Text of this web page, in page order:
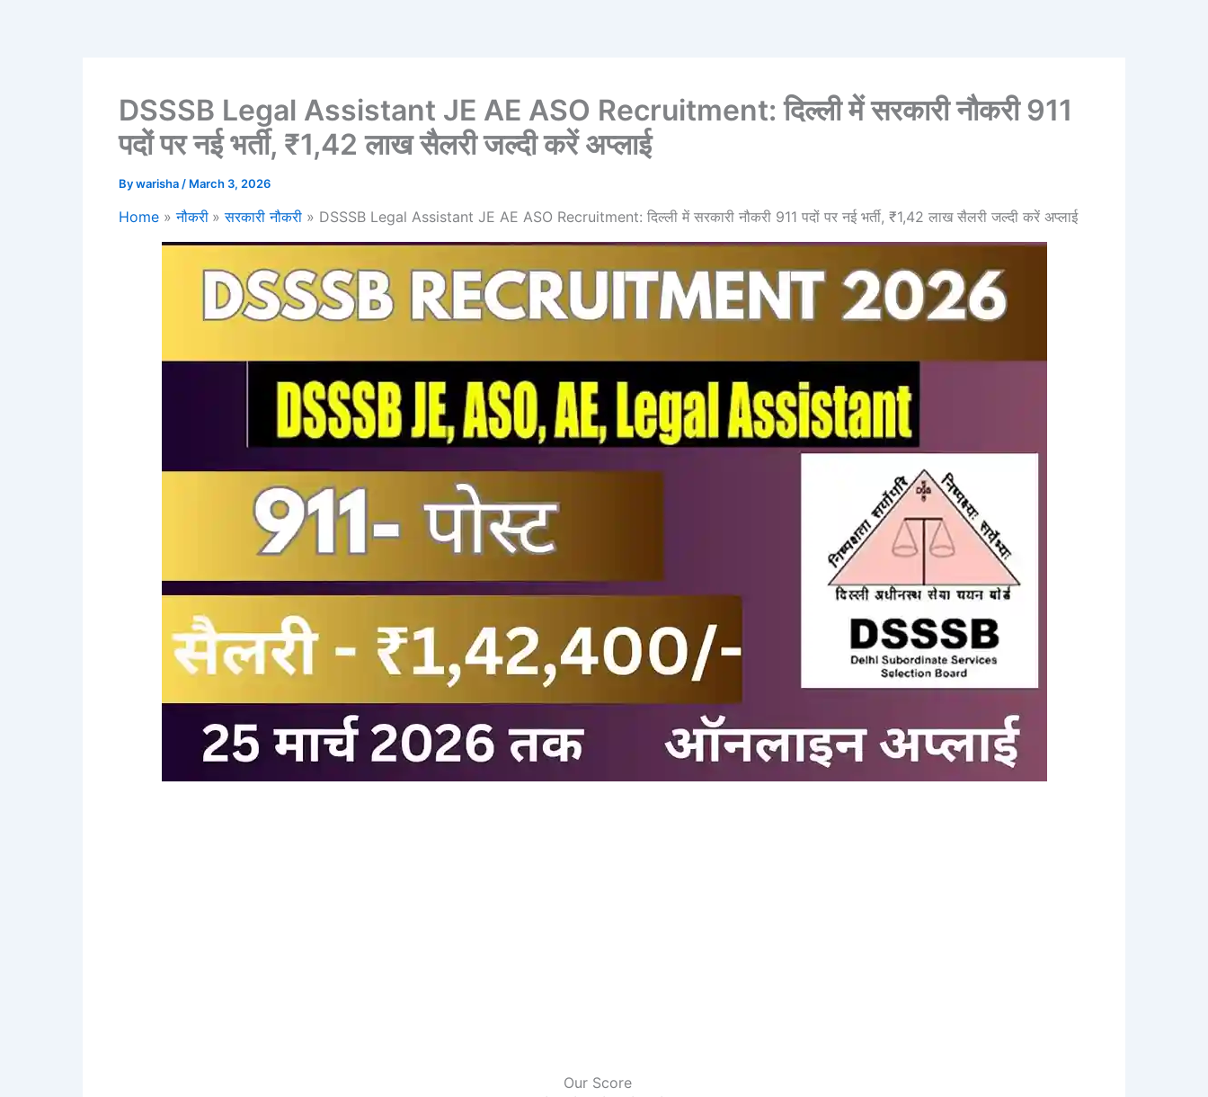
DSSSB Legal Assistant JE AE ASO Recruitment: दिल्ली में सरकारी नौकरी 911
पदों पर नई भर्ती, ₹1,42 लाख सैलरी जल्दी करें अप्लाई
Bywarisha / March 3, 2026
Home नौकरी सरकारी नौकरी DSSSB Legal Assistant JE AE ASO Recruitment: दिल्ली में सरकारी नौकरी 911 पदों पर नई भर्ती, ₹1,42 लाख सैलरी जल्दी करें अप्लाई
Our Score